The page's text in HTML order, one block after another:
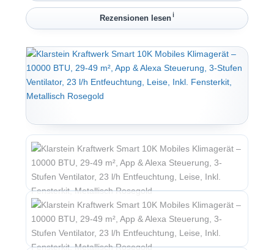
Rezensionen lesen ℹ︎